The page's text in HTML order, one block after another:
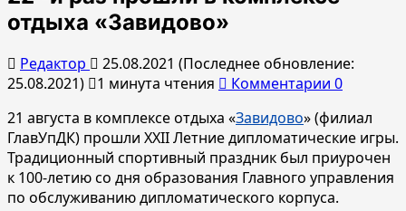
отдыха «Завидово»
Редактор
25.08.2021 (Последнее обновление:
25.08.2021)
1 минута чтения
Комментарии 0
21 августа в комплексе отдыха «Завидово» (филиал
ГлавУпДК) прошли XXII Летние дипломатические игры.
Традиционный спортивный праздник был приурочен
к 100-летию со дня образования Главного управления
по обслуживанию дипломатического корпуса.